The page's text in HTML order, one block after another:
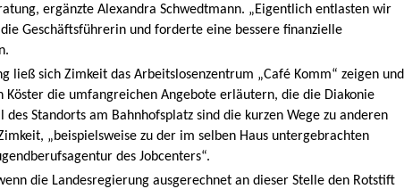
ergänzte Alexandra Schwedtmann. „Eigentlich entlasten wir
die Geschäftsführerin und forderte eine bessere finanzielle
ließ sich Zimkeit das Arbeitslosenzentrum „Café Komm“ zeigen und
Köster die umfangreichen Angebote erläutern, die die Diakonie
Standorts am Bahnhofsplatz sind die kurzen Wege zu anderen
„beispielsweise zu der im selben Haus untergebrachten
des Jobcenters“.
die Landesregierung ausgerechnet an dieser Stelle den Rotstift